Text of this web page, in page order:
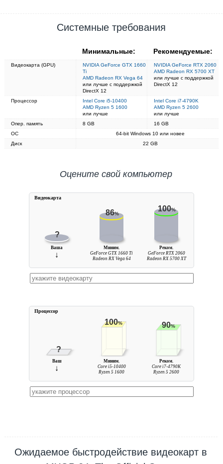
Системные требования
Минимальные: Рекомендуемые:
Видеокарта (GPU)
NVIDIA GeForce GTX 1660
Ti
AMD Radeon RX Vega 64
или лучше с поддержкой
DirectX 12
NVIDIA GeForce RTX 2060
AMD Radeon RX 5700 XT
или лучше с поддержкой
DirectX 12
Процессор
Intel Core i5-10400
AMD Ryzen 5 1600
или лучше
Intel Core i7-4790K
AMD Ryzen 5 2600
или лучше
Опер. память
8 GB
16 GB
ОС
64-bit Windows 10 или новее
Диск
22 GB
Оцените свой компьютер
?
86%
100%
Ваша
↓
Миним.
GeForce GTX 1660 Ti
Radeon RX Vega 64
Реком.
GeForce RTX 2060
Radeon RX 5700 XT
Видеокарта
?
100% 90%
Ваш
↓
Миним.
Core i5-10400
Ryzen 5 1600
Реком.
Core i7-4790K
Ryzen 5 2600
Процессор
Ожидаемое быстродействие видеокарт в